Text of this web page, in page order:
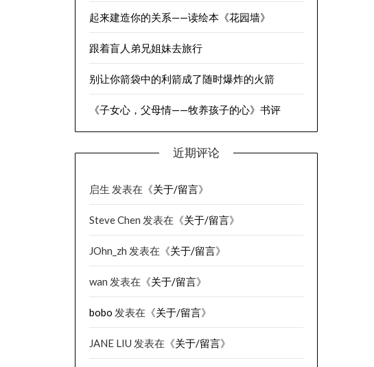
起来建造你的关系——读绘本《花园墙》
跟着盲人弟兄姐妹去旅行
别让你箭袋中的利箭成了随时爆炸的火箭
《子女心，父母情——牧养孩子的心》书评
近期评论
启生 发表在《关于/留言》
Steve Chen 发表在《关于/留言》
JOhn_zh 发表在《关于/留言》
wan 发表在《关于/留言》
bobo 发表在《关于/留言》
JANE LIU 发表在《关于/留言》